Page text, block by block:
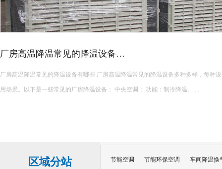
皮革车间降温措施有哪些？
皮革车间使用蒸发冷空调的降温措施及相关要点如下： 设备选型 根据面积：如果车间面积较小，如 200 平方
米以下，可选择单台小型蒸发冷空调。若车间面积较大，如 1000 平方米以上，可能
区域分站 节能空调 节能环保空调 车间降温换